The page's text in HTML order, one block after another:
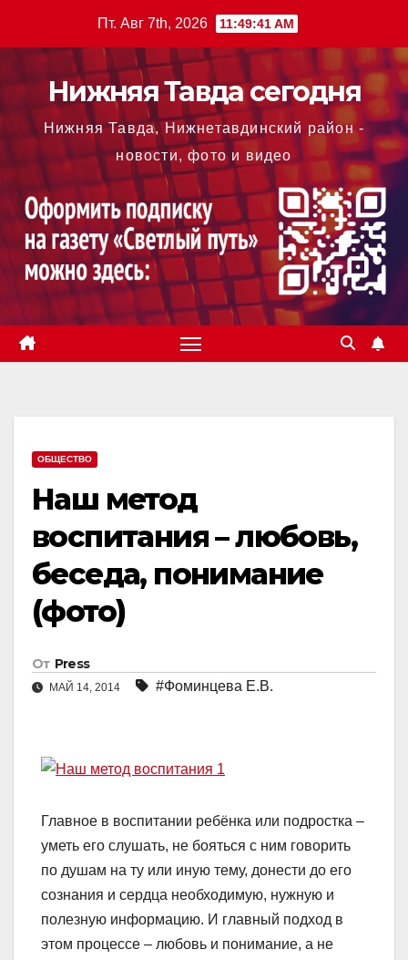
содержимому
Пт. Авг 7th, 2026 11:49:41 AM
Нижняя Тавда сегодня
Нижняя Тавда, Нижнетавдинский район -
новости, фото и видео
ОБЩЕСТВО
Наш метод
воспитания – любовь,
беседа, понимание
(фото)
От Press
МАЙ 14, 2014 #Фоминцева Е.В.
Главное в воспитании ребёнка или подростка –
уметь его слушать, не бояться с ним говорить
по душам на ту или иную тему, донести до его
сознания и сердца необходимую, нужную и
полезную информацию. И главный подход в
этом процессе – любовь и понимание, а не